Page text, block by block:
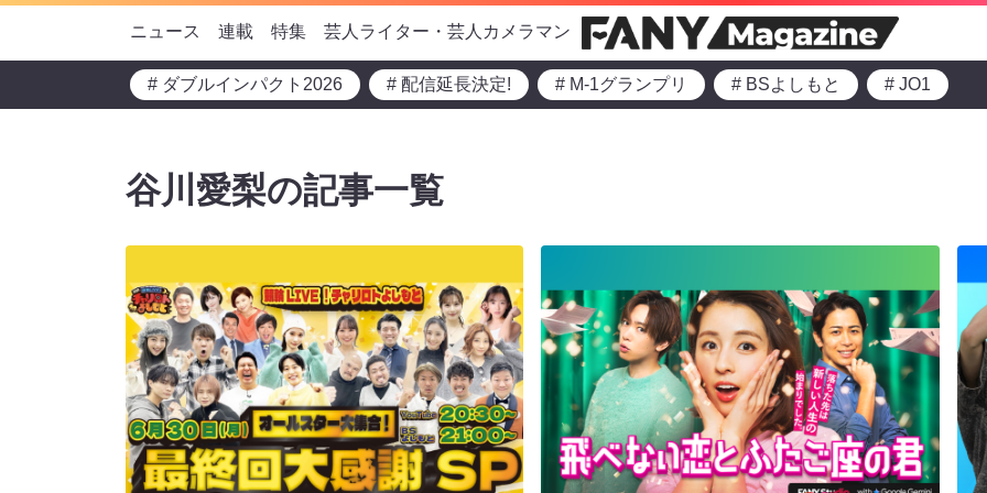
ニュース 連載 特集 芸人ライター・芸人カメラマン
# ダブルインパクト2026 # 配信延長決定! # M-1グランプリ # BSよしもと # JO1
谷川愛梨の記事一覧